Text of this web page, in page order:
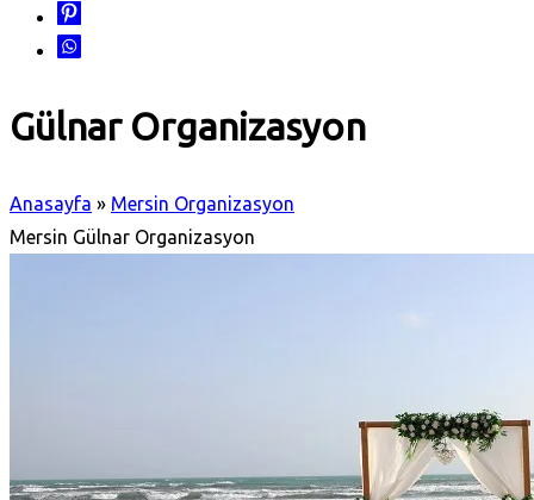
Gülnar Organizasyon
Anasayfa » Mersin Organizasyon
Mersin Gülnar Organizasyon